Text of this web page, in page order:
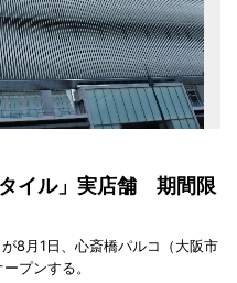
イル」実店舗 期間限
8月1日、心斎橋パルコ（大阪市
プンする。